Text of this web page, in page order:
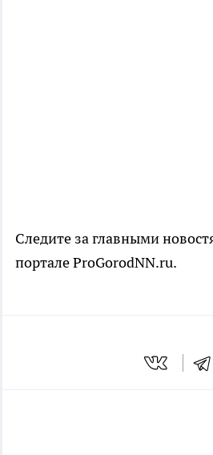
Следите за главными
портале ProGorodNN.ru.